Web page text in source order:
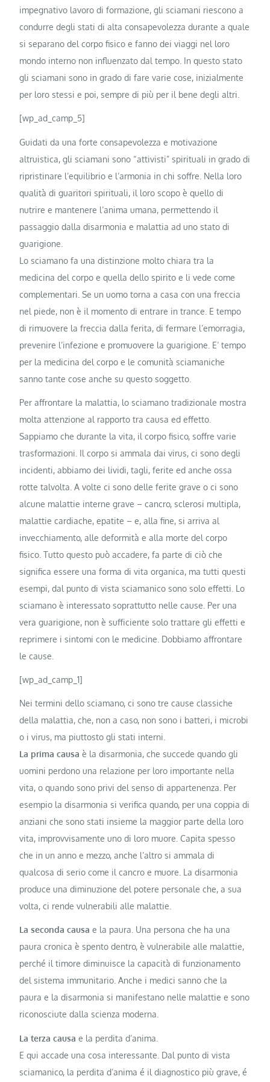
impegnativo lavoro di formazione, gli sciamani riescono a
condurre degli stati di alta consapevolezza durante a quale
si separano del corpo fisico e fanno dei viaggi nel loro
mondo interno non influenzato dal tempo. In questo stato
gli sciamani sono in grado di fare varie cose, inizialmente
per loro stessi e poi, sempre di più per il bene degli altri.
[wp_ad_camp_5]
Guidati da una forte consapevolezza e motivazione
altruistica, gli sciamani sono “attivisti” spirituali in grado di
ripristinare l’equilibrio e l’armonia in chi soffre. Nella loro
qualità di guaritori spirituali, il loro scopo è quello di
nutrire e mantenere l’anima umana, permettendo il
passaggio dalla disarmonia e malattia ad uno stato di
guarigione.
Lo sciamano fa una distinzione molto chiara tra la
medicina del corpo e quella dello spirito e li vede come
complementari. Se un uomo torna a casa con una freccia
nel piede, non è il momento di entrare in trance. E tempo
di rimuovere la freccia dalla ferita, di fermare l’emorragia,
prevenire l’infezione e promuovere la guarigione. E’ tempo
per la medicina del corpo e le comunità sciamaniche
sanno tante cose anche su questo soggetto.
Per affrontare la malattia, lo sciamano tradizionale mostra
molta attenzione al rapporto tra causa ed effetto.
Sappiamo che durante la vita, il corpo fisico, soffre varie
trasformazioni. Il corpo si ammala dai virus, ci sono degli
incidenti, abbiamo dei lividi, tagli, ferite ed anche ossa
rotte talvolta. A volte ci sono delle ferite grave o ci sono
alcune malattie interne grave – cancro, sclerosi multipla,
malattie cardiache, epatite – e, alla fine, si arriva al
invecchiamento, alle deformità e alla morte del corpo
fisico. Tutto questo può accadere, fa parte di ciò che
significa essere una forma di vita organica, ma tutti questi
esempi, dal punto di vista sciamanico sono solo effetti. Lo
sciamano è interessato soprattutto nelle cause. Per una
vera guarigione, non è sufficiente solo trattare gli effetti e
reprimere i sintomi con le medicine. Dobbiamo affrontare
le cause.
[wp_ad_camp_1]
Nei termini dello sciamano, ci sono tre cause classiche
della malattia, che, non a caso, non sono i batteri, i microbi
o i virus, ma piuttosto gli stati interni.
La prima causa è la disarmonia, che succede quando gli
uomini perdono una relazione per loro importante nella
vita, o quando sono privi del senso di appartenenza. Per
esempio la disarmonia si verifica quando, per una coppia di
anziani che sono stati insieme la maggior parte della loro
vita, improvvisamente uno di loro muore. Capita spesso
che in un anno e mezzo, anche l’altro si ammala di
qualcosa di serio come il cancro e muore. La disarmonia
produce una diminuzione del potere personale che, a sua
volta, ci rende vulnerabili alle malattie.
La seconda causa e la paura. Una persona che ha una
paura cronica è spento dentro, è vulnerabile alle malattie,
perché il timore diminuisce la capacità di funzionamento
del sistema immunitario. Anche i medici sanno che la
paura e la disarmonia si manifestano nelle malattie e sono
riconosciute dalla scienza moderna.
La terza causa e la perdita d’anima.
E qui accade una cosa interessante. Dal punto di vista
sciamanico, la perdita d’anima é il diagnostico più grave, é